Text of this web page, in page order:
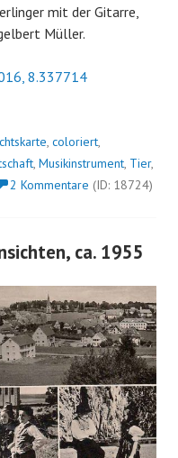
mit der Gitarre,
Müller.
8.337714
, coloriert,
, Musikinstrument, Tier,
2 Kommentare (ID: 18724)
ca. 1955